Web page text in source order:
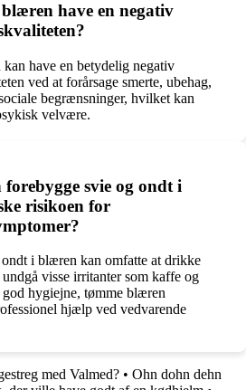
have en negativ
have en betydelig negativ
ved at forårsage smerte, ubehag,
begrænsninger, hvilket kan
velvære.
svie og ondt i
risikoen for
i blæren kan omfatte at drikke
visse irritanter som kaffe og
hygiejne, tømme blæren
hjælp ved vedvarende
med Valmed? • Ohn dohn dehn